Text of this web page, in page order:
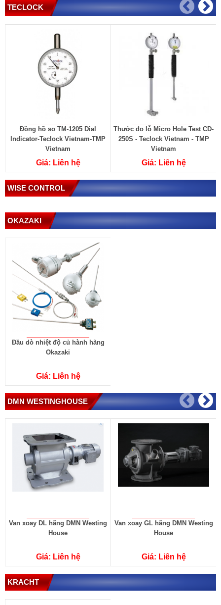
TECLOCK
Đồng hồ so TM-1205 Dial
Indicator-Teclock Vietnam-TMP
Vietnam
Giá: Liên hệ
Thước đo lỗ Micro Hole Test CD-
250S - Teclock Vietnam - TMP
Vietnam
Giá: Liên hệ
WISE CONTROL
OKAZAKI
Đầu dò nhiệt độ củ hành hãng
Okazaki
Giá: Liên hệ
DMN WESTINGHOUSE
Van xoay DL hãng DMN Westing
House
Giá: Liên hệ
Van xoay GL hãng DMN Westing
House
Giá: Liên hệ
KRACHT